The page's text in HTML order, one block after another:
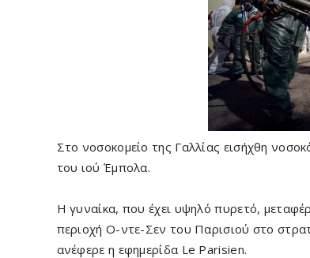
Στο νοσοκομείο της Γαλλίας εισήχθη
του ιού Έμπολα.
Η γυναίκα, που έχει υψηλό πυρετό,
περιοχή Ο-ντε-Σεν του Παρισιού στο
ανέφερε η εφημερίδα Le Parisien.